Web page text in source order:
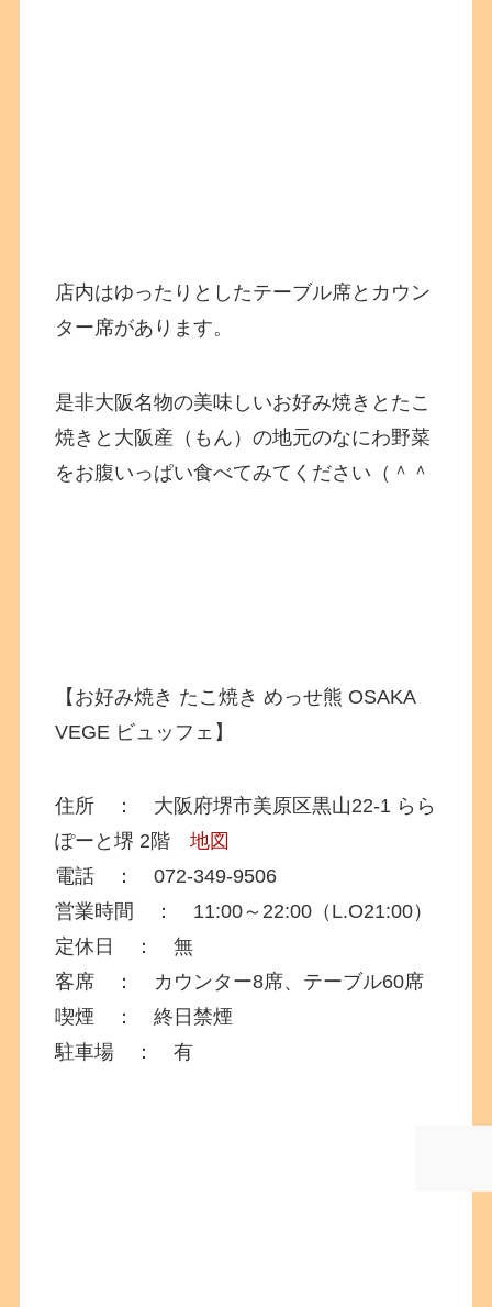
店内はゆったりとしたテーブル席とカウン
ター席があります。
是非大阪名物の美味しいお好み焼きとたこ
焼きと大阪産（もん）の地元のなにわ野菜
をお腹いっぱい食べてみてください（＾＾
【お好み焼き たこ焼き めっせ熊 OSAKA
VEGE ビュッフェ】
住所 ： 大阪府堺市美原区黒山22-1 らら
ぽーと堺 2階地図
電話 ： 072-349-9506
営業時間 ： 11:00～22:00（L.O21:00）
定休日 ： 無
客席 ： カウンター8席、テーブル60席
喫煙 ： 終日禁煙
駐車場 ： 有